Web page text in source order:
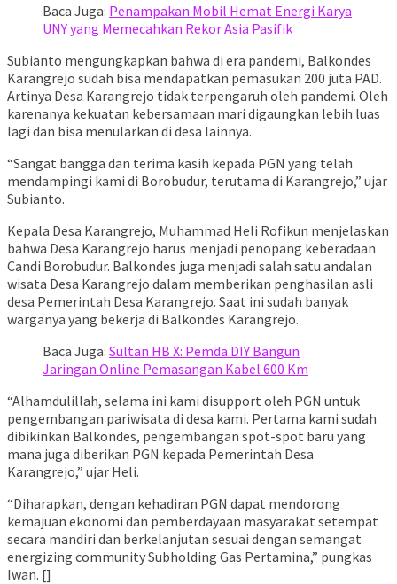
Baca Juga: Penampakan Mobil Hemat Energi Karya
UNY yang Memecahkan Rekor Asia Pasifik
Subianto mengungkapkan bahwa di era pandemi, Balkondes
Karangrejo sudah bisa mendapatkan pemasukan 200 juta PAD.
Artinya Desa Karangrejo tidak terpengaruh oleh pandemi. Oleh
karenanya kekuatan kebersamaan mari digaungkan lebih luas
lagi dan bisa menularkan di desa lainnya.
“Sangat bangga dan terima kasih kepada PGN yang telah
mendampingi kami di Borobudur, terutama di Karangrejo,” ujar
Subianto.
Kepala Desa Karangrejo, Muhammad Heli Rofikun menjelaskan
bahwa Desa Karangrejo harus menjadi penopang keberadaan
Candi Borobudur. Balkondes juga menjadi salah satu andalan
wisata Desa Karangrejo dalam memberikan penghasilan asli
desa Pemerintah Desa Karangrejo. Saat ini sudah banyak
warganya yang bekerja di Balkondes Karangrejo.
Baca Juga: Sultan HB X: Pemda DIY Bangun
Jaringan Online Pemasangan Kabel 600 Km
“Alhamdulillah, selama ini kami disupport oleh PGN untuk
pengembangan pariwisata di desa kami. Pertama kami sudah
dibikinkan Balkondes, pengembangan spot-spot baru yang
mana juga diberikan PGN kepada Pemerintah Desa
Karangrejo,” ujar Heli.
“Diharapkan, dengan kehadiran PGN dapat mendorong
kemajuan ekonomi dan pemberdayaan masyarakat setempat
secara mandiri dan berkelanjutan sesuai dengan semangat
energizing community Subholding Gas Pertamina,” pungkas
Iwan. []